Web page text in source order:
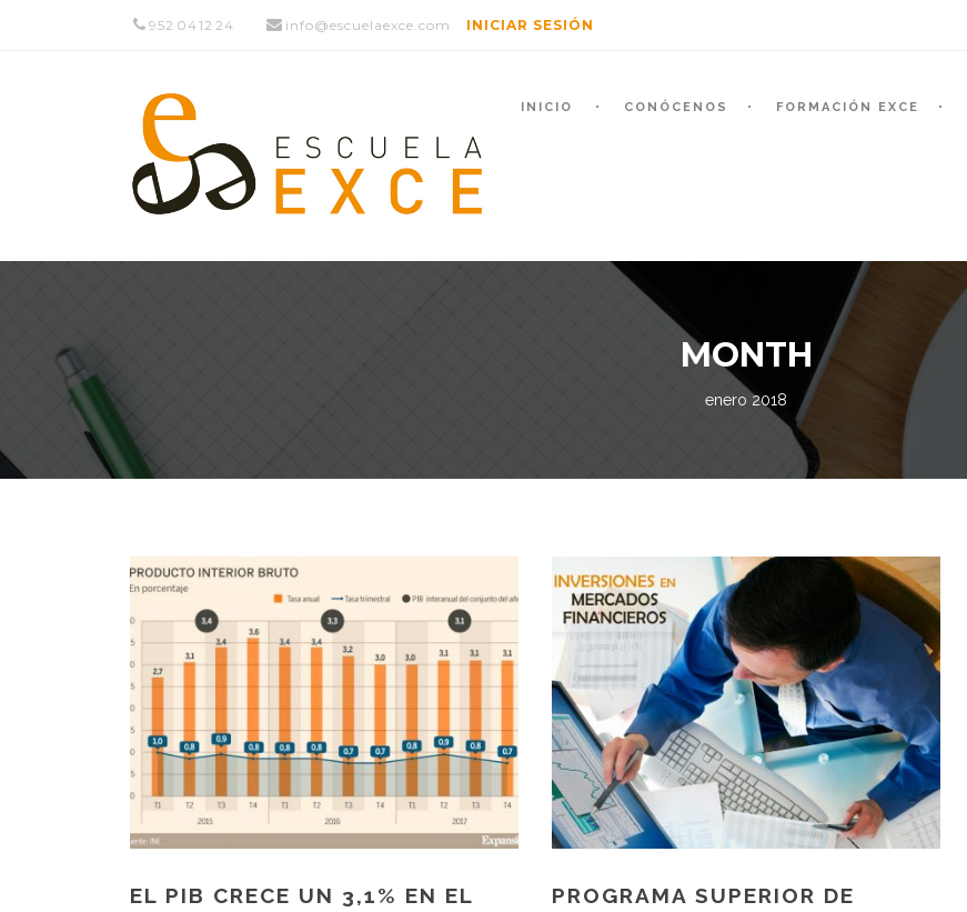
952 04 12 24 info@escuelaexce.com INICIAR SESIÓN
INICIO CONÓCENOS FORMACIÓN EXCE
MONTH
enero 2018
EL PIB CRECE UN 3,1% EN EL
PROGRAMA SUPERIOR DE